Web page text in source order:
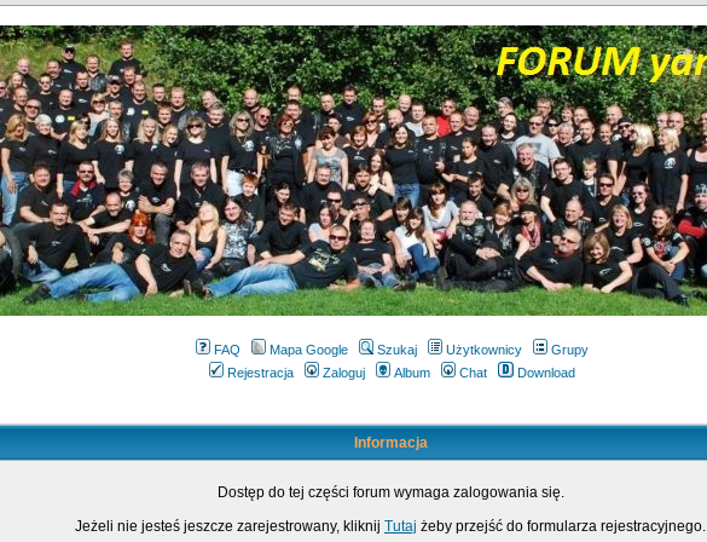
FAQ Mapa Google Szukaj Użytkownicy
Grupy
Rejestracja
Zaloguj Album Chat Download
Informacja
Dostęp do tej części forum wymaga zalogowania się.
Jeżeli nie jesteś jeszcze zarejestrowany, kliknij Tutaj żeby przejść do formularza rejestracyjnego.